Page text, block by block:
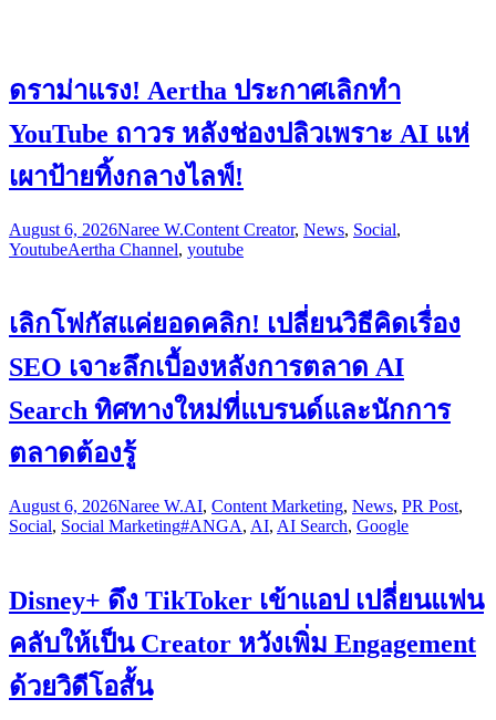
ดราม่าแรง! Aertha ประกาศเลิกทำ
YouTube ถาวร หลังช่องปลิวเพราะ AI แห่
เผาป้ายทิ้งกลางไลฟ์!
August 6, 2026Naree W.Content Creator, News, Social,
YoutubeAertha Channel, youtube
เลิกโฟกัสแค่ยอดคลิก! เปลี่ยนวิธีคิดเรื่อง
SEO เจาะลึกเบื้องหลังการตลาด AI
Search ทิศทางใหม่ที่แบรนด์และนักการ
ตลาดต้องรู้
August 6, 2026Naree W.AI, Content Marketing, News, PR Post,
Social, Social Marketing#ANGA, AI, AI Search, Google
Disney+ ดึง TikToker เข้าแอป เปลี่ยนแฟน
คลับให้เป็น Creator หวังเพิ่ม Engagement
ด้วยวิดีโอสั้น